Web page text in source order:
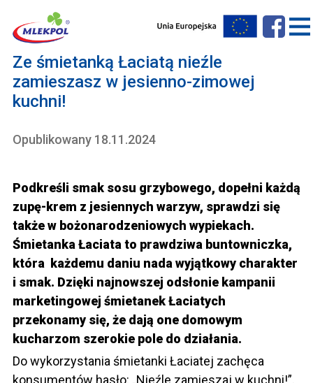
Ze śmietanką Łaciatą nieźle
zamieszasz w jesienno-zimowej
kuchni!
Opublikowany 18.11.2024
Podkreśli smak sosu grzybowego, dopełni każdą
zupę-krem z jesiennych warzyw, sprawdzi się
także w bożonarodzeniowych wypiekach.
Śmietanka Łaciata to prawdziwa buntowniczka,
która każdemu daniu nada wyjątkowy charakter
i smak. Dzięki najnowszej odsłonie kampanii
marketingowej śmietanek Łaciatych
przekonamy się, że dają one domowym
kucharzom szerokie pole do działania.
Do wykorzystania śmietanki Łaciatej zachęca
konsumentów hasło: „Nieźle zamieszaj w kuchni!”.